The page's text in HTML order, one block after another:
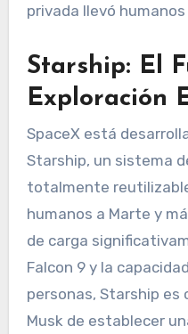
privada llevó
Starship: El
Exploración
SpaceX está
Starship, un sistema
totalmente
humanos a Marte y
de carga
Falcon 9 y la
personas, Starship es
Musk de establecer